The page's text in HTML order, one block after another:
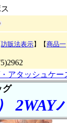
訪販法表示】【商品一
アタッシュケ
グ
2WAY